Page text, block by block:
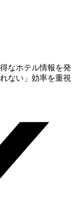
なホテル情報を発
ない」効率を重視